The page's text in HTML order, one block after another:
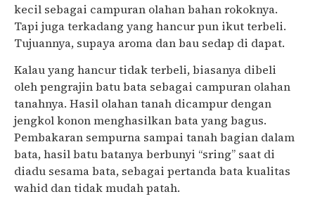
kecil sebagai campuran olahan bahan rokoknya.
Tapi juga terkadang yang hancur pun ikut terbeli.
Tujuannya, supaya aroma dan bau sedap di dapat.
Kalau yang hancur tidak terbeli, biasanya dibeli
oleh pengrajin batu bata sebagai campuran olahan
tanahnya. Hasil olahan tanah dicampur dengan
jengkol konon menghasilkan bata yang bagus.
Pembakaran sempurna sampai tanah bagian dalam
bata, hasil batu batanya berbunyi “sring” saat di
diadu sesama bata, sebagai pertanda bata kualitas
wahid dan tidak mudah patah.